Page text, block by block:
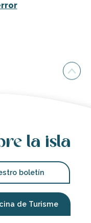
la isla
boletín
de Turisme